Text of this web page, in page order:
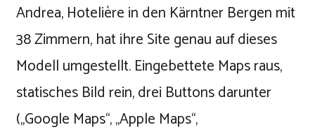
Andrea, Hotelière in den Kärntner Bergen mit
38 Zimmern, hat ihre Site genau auf dieses
Modell umgestellt. Eingebettete Maps raus,
statisches Bild rein, drei Buttons darunter
(„Google Maps“, „Apple Maps“,